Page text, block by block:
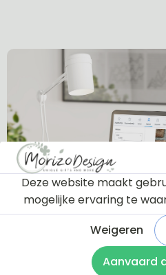
Ontwerptool
Deze website maakt
mogelijke ervaring te
Weigeren
Aanvaard